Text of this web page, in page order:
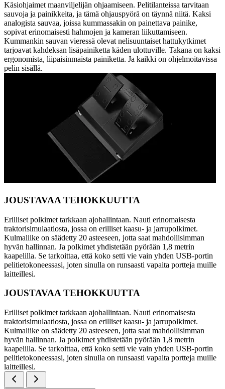
Käsiohjaimet maanviljelijän ohjaamiseen. Pelitilanteissa tarvitaan
sauvoja ja painikkeita, ja tämä ohjauspyörä on täynnä niitä. Kaksi
analogista sauvaa, joissa kummassakin on painettava painike,
sopivat erinomaisesti hahmojen ja kameran liikuttamiseen.
Kummankin sauvan vieressä olevat nelisuuntaiset hattukytkimet
tarjoavat kahdeksan lisäpainiketta käden ulottuville. Takana on kaksi
ergonomista, liipaisinmaista painiketta. Ja kaikki on ohjelmoitavissa
pelin sisällä.
JOUSTAVAA TEHOKKUUTTA
Erilliset polkimet tarkkaan ajohallintaan. Nauti erinomaisesta
traktorisimulaatiosta, jossa on erilliset kaasu- ja jarrupolkimet.
Kulmaliike on säädetty 20 asteeseen, jotta saat mahdollisimman
hyvän hallinnan. Ja polkimet yhdistetään pyörään 1,8 metrin
kaapelilla. Se tarkoittaa, että koko setti vie vain yhden USB-portin
pelitietokoneessasi, joten sinulla on runsaasti vapaita portteja muille
laitteillesi.
JOUSTAVAA TEHOKKUUTTA
Erilliset polkimet tarkkaan ajohallintaan. Nauti erinomaisesta
traktorisimulaatiosta, jossa on erilliset kaasu- ja jarrupolkimet.
Kulmaliike on säädetty 20 asteeseen, jotta saat mahdollisimman
hyvän hallinnan. Ja polkimet yhdistetään pyörään 1,8 metrin
kaapelilla. Se tarkoittaa, että koko setti vie vain yhden USB-portin
pelitietokoneessasi, joten sinulla on runsaasti vapaita portteja muille
laitteillesi.